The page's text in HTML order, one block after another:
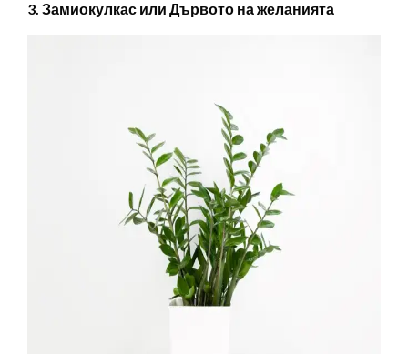
3. Замиокулкас или Дървото на желанията